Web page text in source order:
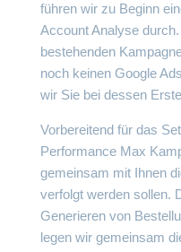
führen wir zu Beginn
Account Analyse
bestehenden
noch keinen Google
wir Sie bei dessen
Vorbereitend für das
Performance Max
gemeinsam mit Ihnen
verfolgt werden sollen.
Generieren von
legen wir gemeinsam